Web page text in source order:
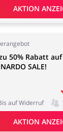
AKTION
50% Rabatt
SALE!
auf Widerruf
AKTION